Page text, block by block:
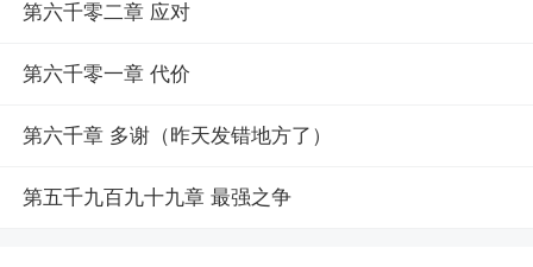
第六千零二章 应对
第六千零一章 代价
第六千章 多谢（昨天发错地方了）
第五千九百九十九章 最强之争